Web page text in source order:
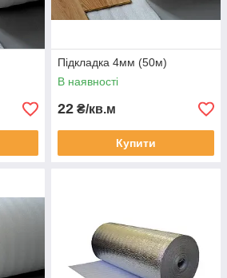
Підкладка 4мм (50м)
В наявності
22 ₴/кв.м
Купити